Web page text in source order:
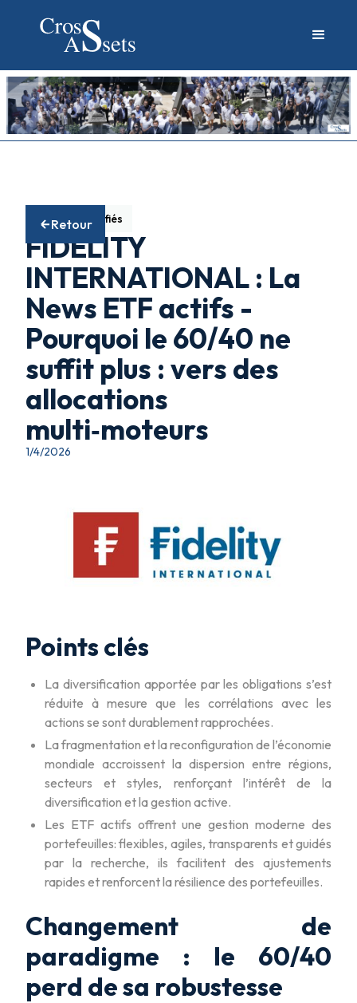
Retour
Fonds diversifiés
FIDELITY
INTERNATIONAL : La
News ETF actifs -
Pourquoi le 60/40 ne
suffit plus : vers des
allocations
multi‑moteurs
1/4/2026
Points clés
La diversification apportée par les obligations s’est
réduite à mesure que les corrélations avec les
actions se sont durablement rapprochées.
La fragmentation et la reconfiguration de l’économie
mondiale accroissent la dispersion entre régions,
secteurs et styles, renforçant l’intérêt de la
diversification et la gestion active.
Les ETF actifs offrent une gestion moderne des
portefeuilles: flexibles, agiles, transparents et guidés
par la recherche, ils facilitent des ajustements
rapides et renforcent la résilience des portefeuilles.
Changement de
paradigme : le 60/40
perd de sa robustesse